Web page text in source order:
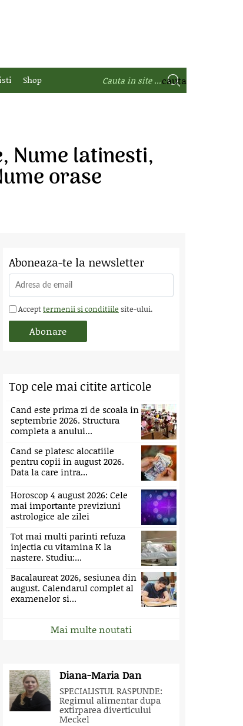
Shop
Nume latinesti,
orase
Aboneaza-te la newsletter
Accepttermenii si conditiile site-ului.
Top cele mai citite articole
Cand este prima zi de scoala in
septembrie 2026. Structura
completa a anului...
Cand se platesc alocatiile
pentru copii in august 2026.
Data la care intra...
Horoscop 4 august 2026: Cele
mai importante previziuni
astrologice ale zilei
Tot mai multi parinti refuza
injectia cu vitamina K la
nastere. Studiu:...
Bacalaureat 2026, sesiunea din
august. Calendarul complet al
examenelor si...
Mai multe noutati
Diana-Maria Dan
SPECIALISTUL RASPUNDE:
Regimul alimentar dupa
extirparea diverticului
Meckel